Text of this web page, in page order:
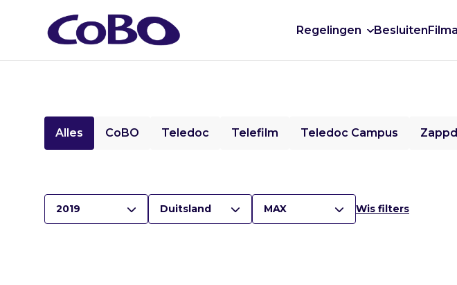
Regelingen Besluiten
Alles CoBO Teledoc Telefilm Teledoc Campus
2019 Duitsland MAX Wis filters